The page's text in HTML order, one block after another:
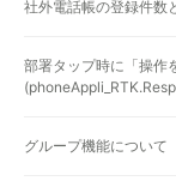
社外電話帳の登録件数
部署タップ時に「操作
グループ機能について